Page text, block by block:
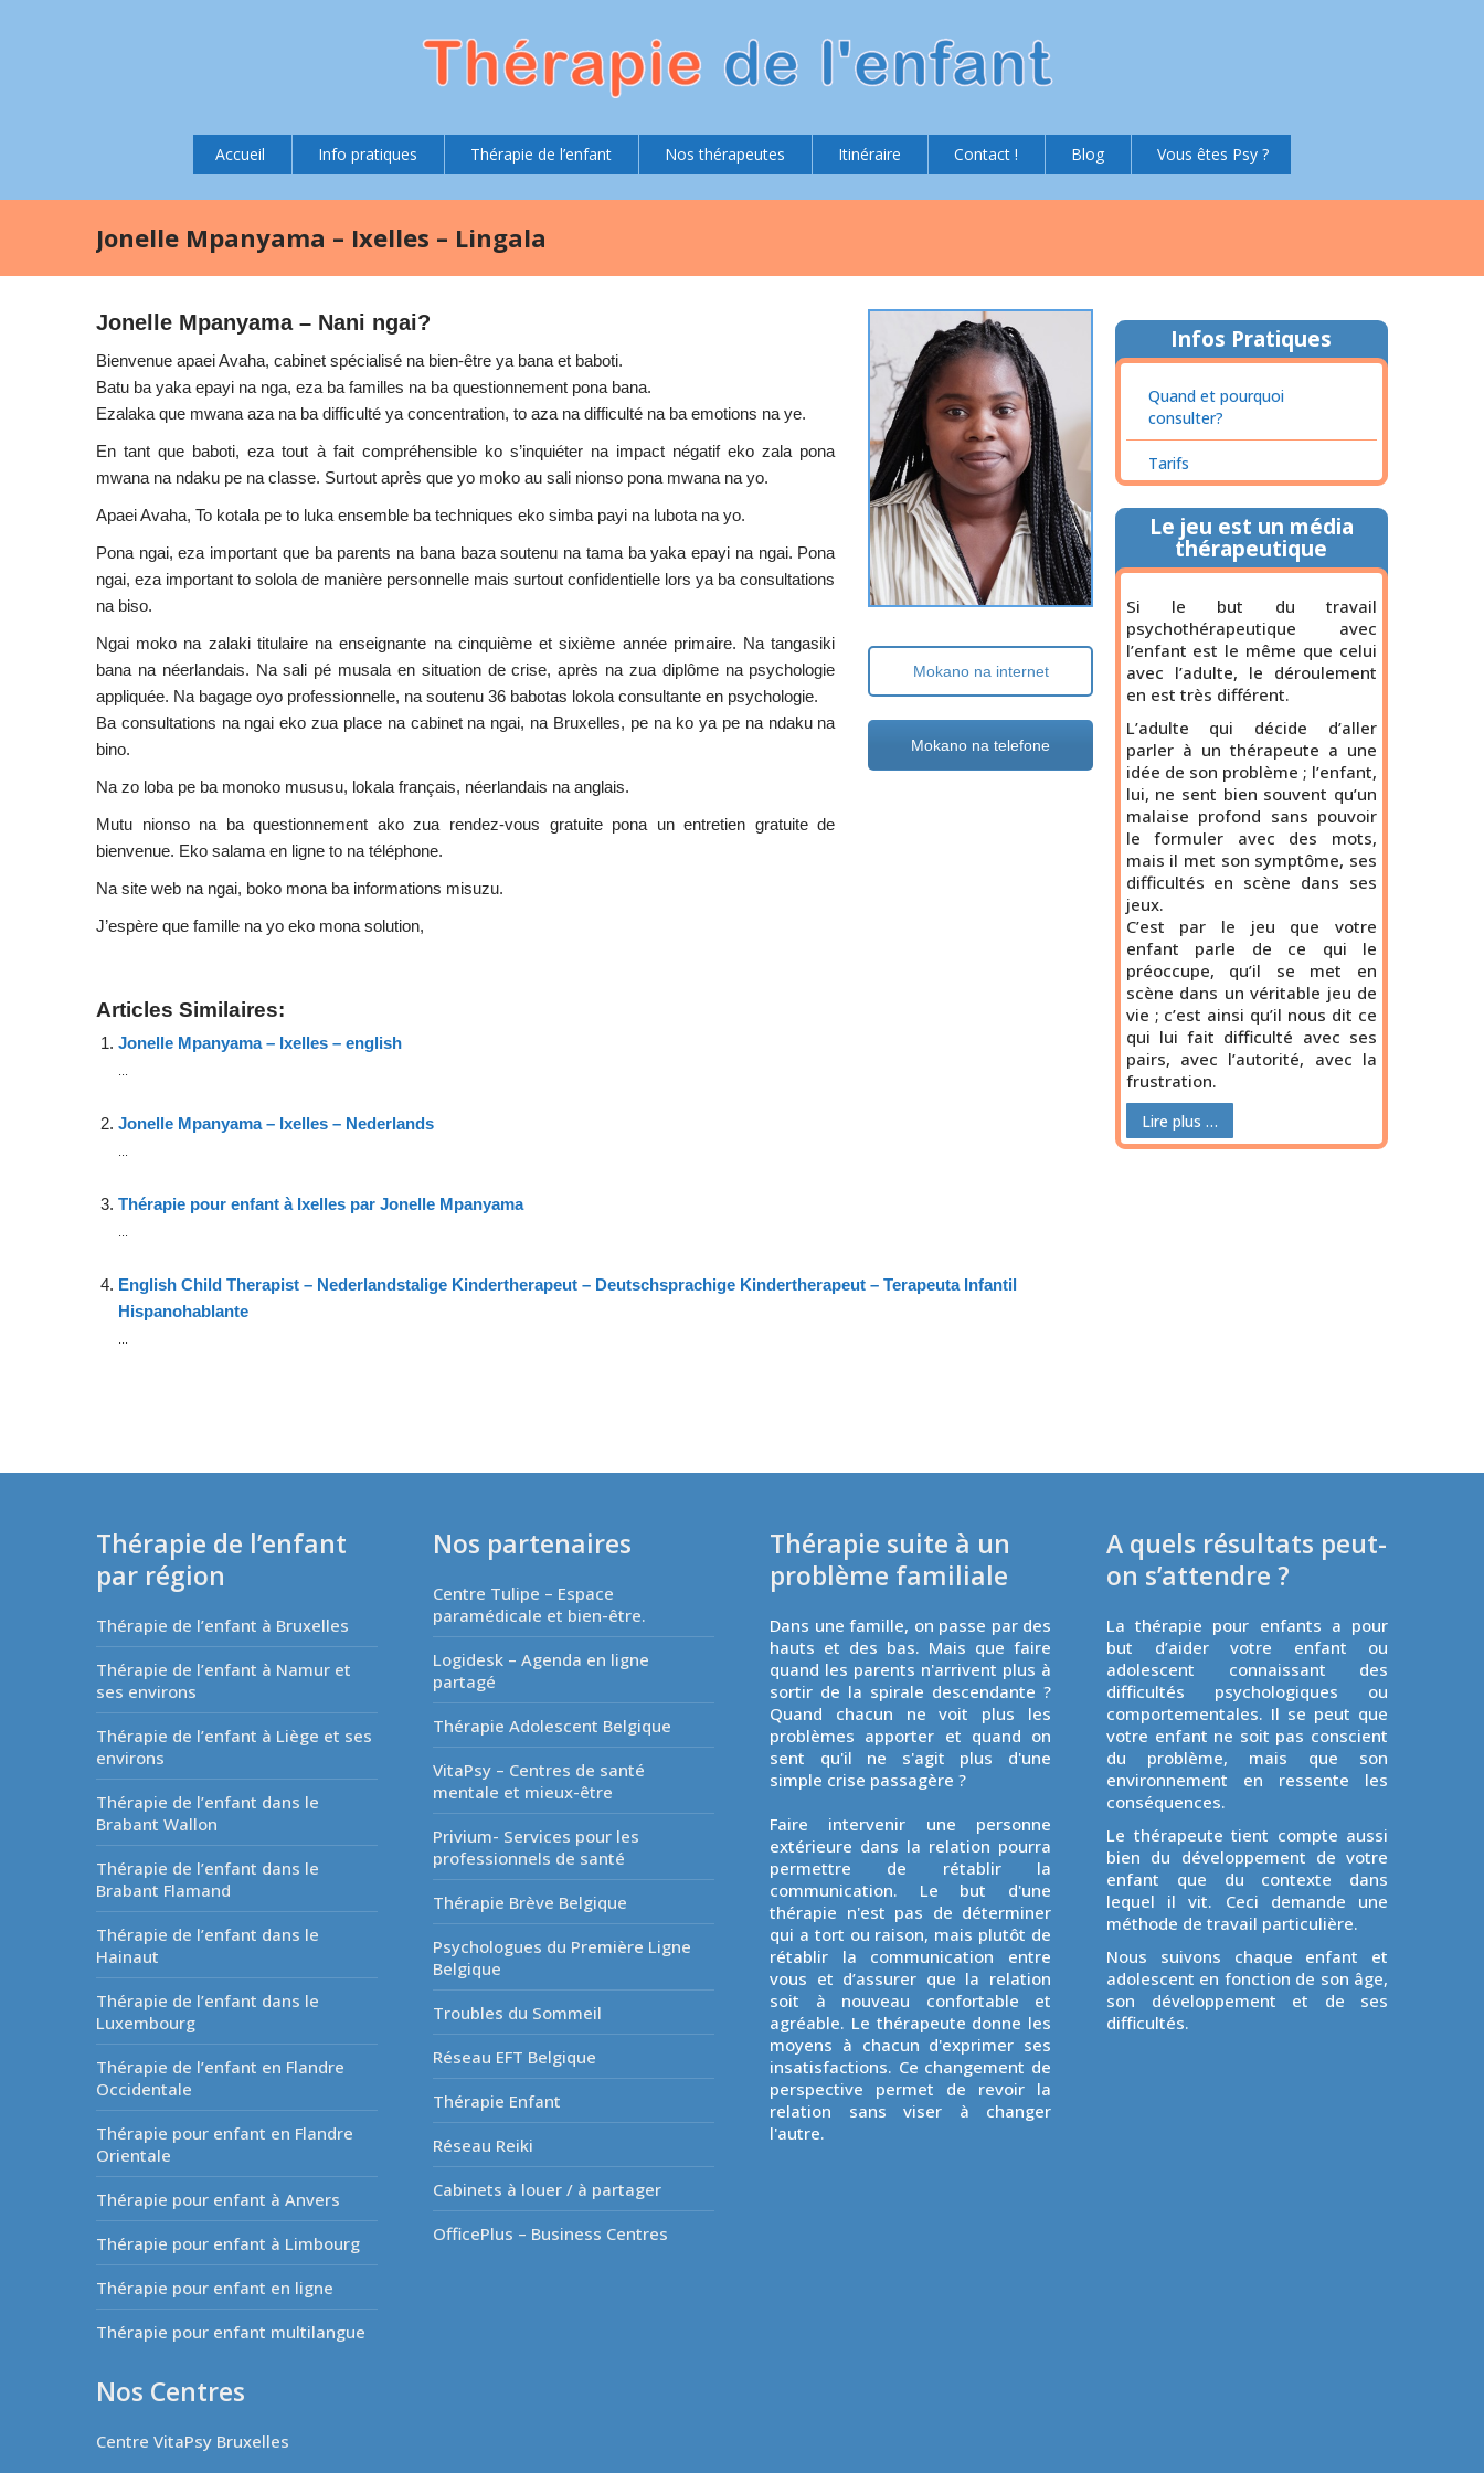
Accueil Info pratiques Thérapie de l’enfant Nos thérapeutes Itinéraire Contact ! Blog Vous êtes Psy ?
Jonelle Mpanyama – Ixelles – Lingala
Jonelle Mpanyama – Nani ngai?
Bienvenue apaei Avaha, cabinet spécialisé na bien-être ya bana et baboti.
Batu ba yaka epayi na nga, eza ba familles na ba questionnement pona bana.
Ezalaka que mwana aza na ba difficulté ya concentration, to aza na difficulté na ba emotions na ye.
En tant que baboti, eza tout à fait compréhensible ko s’inquiéter na impact négatif eko zala pona
mwana na ndaku pe na classe. Surtout après que yo moko au sali nionso pona mwana na yo.
Apaei Avaha, To kotala pe to luka ensemble ba techniques eko simba payi na lubota na yo.
Pona ngai, eza important que ba parents na bana baza soutenu na tama ba yaka epayi na ngai. Pona
ngai, eza important to solola de manière personnelle mais surtout confidentielle lors ya ba consultations
na biso.
Ngai moko na zalaki titulaire na enseignante na cinquième et sixième année primaire. Na tangasiki
bana na néerlandais. Na sali pé musala en situation de crise, après na zua diplôme na psychologie
appliquée. Na bagage oyo professionnelle, na soutenu 36 babotas lokola consultante en psychologie.
Ba consultations na ngai eko zua place na cabinet na ngai, na Bruxelles, pe na ko ya pe na ndaku na
bino.
Na zo loba pe ba monoko mususu, lokala français, néerlandais na anglais.
Mutu nionso na ba questionnement ako zua rendez-vous gratuite pona un entretien gratuite de
bienvenue. Eko salama en ligne to na téléphone.
Na site web na ngai, boko mona ba informations misuzu.
J’espère que famille na yo eko mona solution,
Mokano na internet
Mokano na telefone
Articles Similaires:
Jonelle Mpanyama – Ixelles – english
Jonelle Mpanyama – Ixelles – Nederlands
Thérapie pour enfant à Ixelles par Jonelle Mpanyama
English Child Therapist – Nederlandstalige Kindertherapeut – Deutschsprachige Kindertherapeut – Terapeuta Infantil
Hispanohablante
Infos Pratiques
Quand et pourquoi
consulter?
Tarifs
Le jeu est un média
thérapeutique
Si le but du travail
psychothérapeutique avec
l’enfant est le même que celui
avec l’adulte, le déroulement
en est très différent.
L’adulte qui décide d’aller
parler à un thérapeute a une
idée de son problème ; l’enfant,
lui, ne sent bien souvent qu’un
malaise profond sans pouvoir
le formuler avec des mots,
mais il met son symptôme, ses
difficultés en scène dans ses
jeux.
C’est par le jeu que votre
enfant parle de ce qui le
préoccupe, qu’il se met en
scène dans un véritable jeu de
vie ; c’est ainsi qu’il nous dit ce
qui lui fait difficulté avec ses
pairs, avec l’autorité, avec la
frustration.
Lire plus …
Thérapie de l’enfant
par région
Thérapie de l’enfant à Bruxelles
Thérapie de l’enfant à Namur et
ses environs
Thérapie de l’enfant à Liège et ses
environs
Thérapie de l’enfant dans le
Brabant Wallon
Thérapie de l’enfant dans le
Brabant Flamand
Thérapie de l’enfant dans le
Hainaut
Thérapie de l’enfant dans le
Luxembourg
Thérapie de l’enfant en Flandre
Occidentale
Thérapie pour enfant en Flandre
Orientale
Thérapie pour enfant à Anvers
Thérapie pour enfant à Limbourg
Thérapie pour enfant en ligne
Thérapie pour enfant multilangue
Nos partenaires
Centre Tulipe – Espace
paramédicale et bien-être.
Logidesk – Agenda en ligne
partagé
Thérapie Adolescent Belgique
VitaPsy – Centres de santé
mentale et mieux-être
Privium- Services pour les
professionnels de santé
Thérapie Brève Belgique
Psychologues du Première Ligne
Belgique
Troubles du Sommeil
Réseau EFT Belgique
Thérapie Enfant
Réseau Reiki
Cabinets à louer / à partager
OfficePlus – Business Centres
Thérapie suite à un
problème familiale
Dans une famille, on passe par des
hauts et des bas. Mais que faire
quand les parents n'arrivent plus à
sortir de la spirale descendante ?
Quand chacun ne voit plus les
problèmes apporter et quand on
sent qu'il ne s'agit plus d'une
simple crise passagère ?
Faire intervenir une personne
extérieure dans la relation pourra
permettre de rétablir la
communication. Le but d'une
thérapie n'est pas de déterminer
qui a tort ou raison, mais plutôt de
rétablir la communication entre
vous et d’assurer que la relation
soit à nouveau confortable et
agréable. Le thérapeute donne les
moyens à chacun d'exprimer ses
insatisfactions. Ce changement de
perspective permet de revoir la
relation sans viser à changer
l'autre.
A quels résultats peut-
on s’attendre ?
La thérapie pour enfants a pour
but d’aider votre enfant ou
adolescent connaissant des
difficultés psychologiques ou
comportementales. Il se peut que
votre enfant ne soit pas conscient
du problème, mais que son
environnement en ressente les
conséquences.
Le thérapeute tient compte aussi
bien du développement de votre
enfant que du contexte dans
lequel il vit. Ceci demande une
méthode de travail particulière.
Nous suivons chaque enfant et
adolescent en fonction de son âge,
son développement et de ses
difficultés.
Nos Centres
Centre VitaPsy Bruxelles